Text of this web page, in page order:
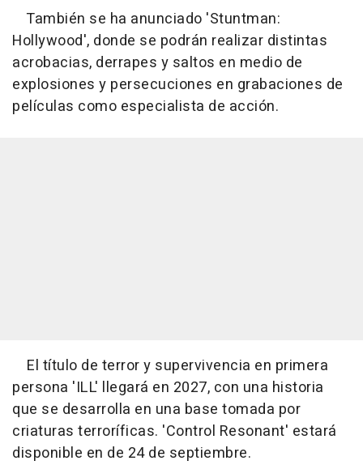
También se ha anunciado 'Stuntman:
Hollywood', donde se podrán realizar distintas
acrobacias, derrapes y saltos en medio de
explosiones y persecuciones en grabaciones de
películas como especialista de acción.
El título de terror y supervivencia en primera
persona 'ILL' llegará en 2027, con una historia
que se desarrolla en una base tomada por
criaturas terroríficas. 'Control Resonant' estará
disponible en de 24 de septiembre.